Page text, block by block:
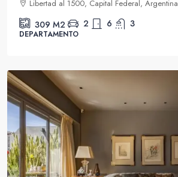
Libertad al 1500, Capital Federal, Argentina
309 M2 2 6 3
DEPARTAMENTO